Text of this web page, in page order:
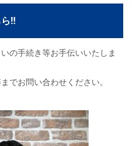
‼
の手続き等お手伝いいたしま
でお問い合わせください。